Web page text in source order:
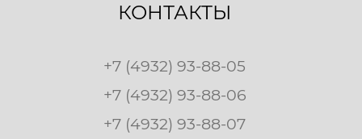
КОНТАКТЫ
+7 (4932) 93-88-05
+7 (4932) 93-88-06
+7 (4932) 93-88-07